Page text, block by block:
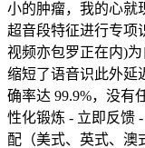
小的肿瘤，我的心就
超音段特征进行专项
视频亦包罗正在内)
缩短了语音识此外延
确率达 99.9%，没有
性化锻炼 - 立即反馈
配（美式、英式、澳